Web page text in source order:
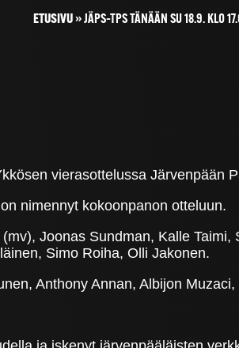
ETUSIVU»JÄPS–TPS TÄNÄÄN SU 18.9. KLO
vierasottelussa Järvenpään
nimennyt kokoonpanon otteluun.
Joonas Sundman, Kalle
Simo Roiha, Olli Jakonen.
Anthony Annan, Albijon